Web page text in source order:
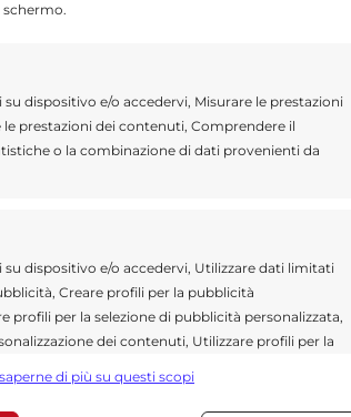
schermo.
dispositivo e/o accedervi, Misurare le prestazioni
prestazioni dei contenuti, Comprendere il
o la combinazione di dati provenienti da
dispositivo e/o accedervi, Utilizzare dati limitati
Creare profili per la pubblicità
profili per la selezione di pubblicità personalizzata,
dei contenuti, Utilizzare profili per la
la selezione dei contenuti.
di più su questi scopi
di firme. L’
nella sezione dedicata
parte delle testimonianze